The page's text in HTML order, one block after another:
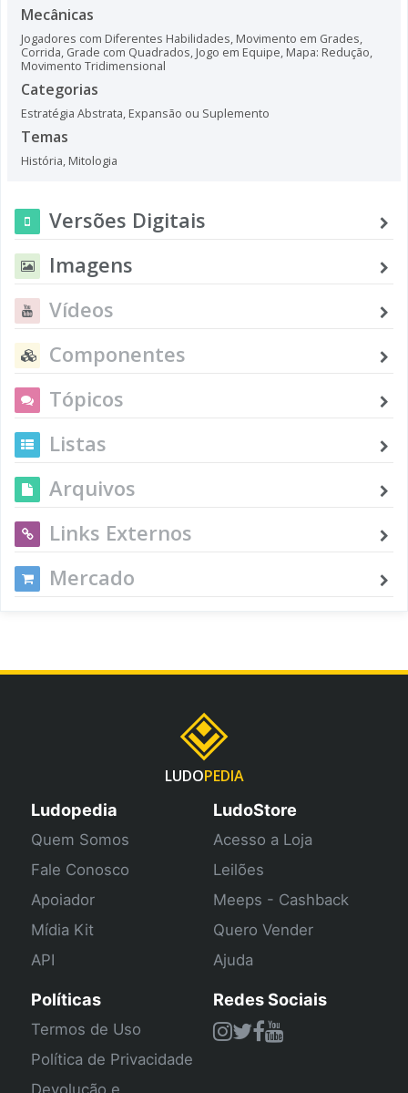
Mecânicas
Jogadores com Diferentes Habilidades, Movimento em Grades,
Corrida, Grade com Quadrados, Jogo em Equipe, Mapa: Redução,
Movimento Tridimensional
Categorias
Estratégia Abstrata, Expansão ou Suplemento
Temas
História, Mitologia
Versões Digitais
Imagens
Vídeos
Componentes
Tópicos
Listas
Arquivos
Links Externos
Mercado
LUDOPEDIA
Ludopedia
Quem Somos
Fale Conosco
Apoiador
Mídia Kit
API
LudoStore
Acesso a Loja
Leilões
Meeps - Cashback
Quero Vender
Ajuda
Políticas
Termos de Uso
Política de Privacidade
Devolução e
Redes Sociais